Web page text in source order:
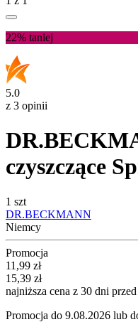
22% taniej
5.0
z 3 opinii
czyszczące
1 szt
DR.BECKMANN
Niemcy
Promocja
Cena promocyjna
11,99 zł
15,39 zł
najniższa cena z 30 dni
Promocja do 9.08.2026 lub